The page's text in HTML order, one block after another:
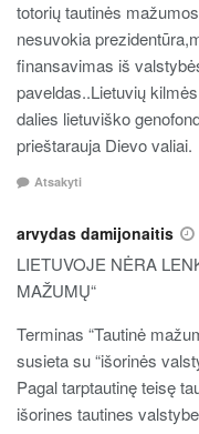
totorių tautinės
nesuvokia
finansavimas iš
paveldas..Lietuvių
dalies lietuviško
prieštarauja Dievo valiai.
Atsakyti
arvydas damijonaitis
LIETUVOJE NĖRA
MAŽUMŲ“
Terminas “Tautinė
susieta su “išorinės
Pagal tarptautinę teisę
išorines tautines